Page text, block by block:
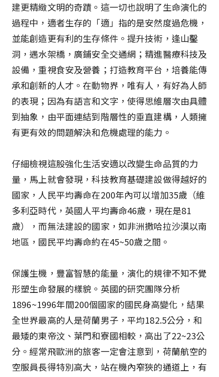
建更精緻文明的奇蹟。這一切也說明了生命演化的
過程中，適者生存的「適」指的是安然度過危機，
並能創造更有利的生存條件。提升技術，逢山鑿
洞，遇水架橋，廣鋪安全交通網；精進醫療科技及
設備，重視食安及營養；打造教育平台，培養能傳
承和創新的人才。在動物界，唯有人，有好為人師
的表現；因為有語言和文字，使得思維層次由具體
到抽象，由平面連結到階層性的垂直建構，人類擁
有更有效的問題解決和危機處理的能力。
仔細檢視這股強化生活安適以改變生命品質的力
量，馬上就會發現，科技教育基礎建設做得越好的
國家，人民平均壽命在200年內可以增加35歲（維
多利亞時代，英國人平均壽命46歲，現在是81
歲），而無法建設的國家，如非洲撒哈拉沙漠以南
地區，國民平均壽命約在45~50歲之間。
保護生機，豐富智慧的能量，演化的規律不知不覺
形塑生命發展的樣貌。英國的研究團隊分析
1896~1996年間200個國家的國民身高變化，結果
全世界最高的人是荷蘭男子，平均182.5公分，和
最矮的東帝汶、葉門和寮國相較，高出了22~23公
分。經常飛歐洲的旅客一定會注意到，荷蘭航空的
空服員長得特別高大，站在機內窄狹的通道上，有